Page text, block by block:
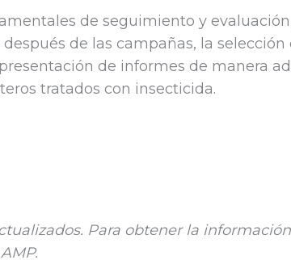
de seguimiento y
de las campañas, la selección
de informes de manera
tratados con insecticida.
Para obtener la